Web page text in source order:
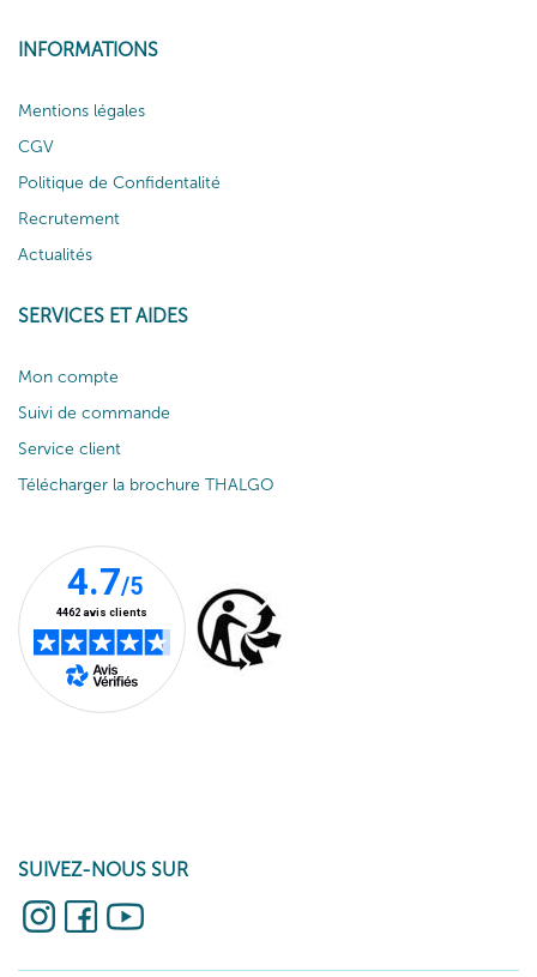
INFORMATIONS
Mentions légales
CGV
Politique de Confidentalité
Recrutement
Actualités
SERVICES ET AIDES
Mon compte
Suivi de commande
Service client
Télécharger la brochure THALGO
SUIVEZ-NOUS SUR